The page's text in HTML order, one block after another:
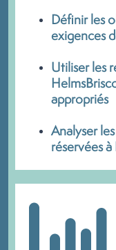
Définir les
exigences
Utiliser les
appropriés
Analyser
réservées